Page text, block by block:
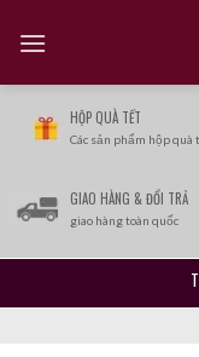
HỘP QUÀ TẾT
Các sản phẩm hộp quà
GIAO HÀNG & ĐỔI TRẢ
giao hàng toàn quốc